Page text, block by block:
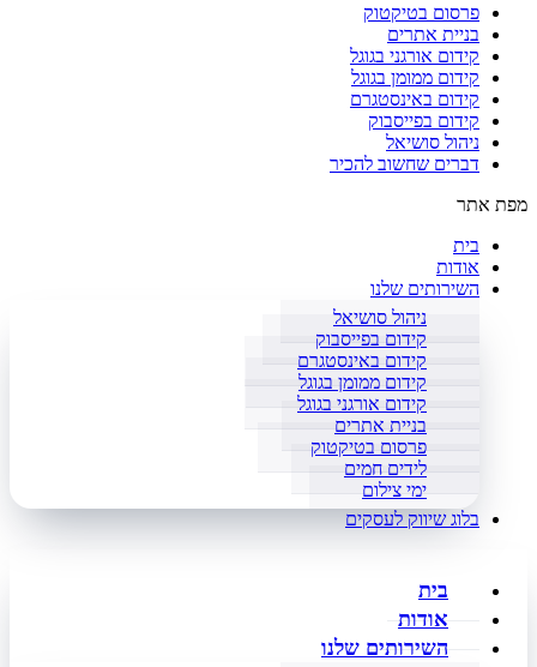
פרסום בטיקטוק
בניית אתרים
קידום אורגני בגוגל
קידום ממומן בגוגל
קידום באינסטגרם
קידום בפייסבוק
ניהול סושיאל
דברים שחשוב להכיר
מפת אתר
בית
אודות
השירותים שלנו
ניהול סושיאל
קידום בפייסבוק
קידום באינסטגרם
קידום ממומן בגוגל
קידום אורגני בגוגל
בניית אתרים
פרסום בטיקטוק
לידים חמים
ימי צילום
בלוג שיווק לעסקים
בית
אודות
השירותים שלנו